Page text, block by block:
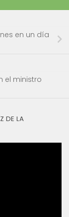
en un día
el ministro
DE LA